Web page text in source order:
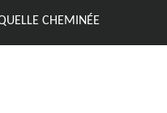
CHEMINÉE